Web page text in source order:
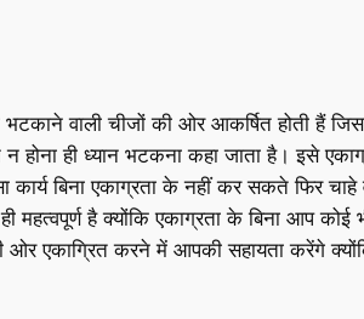
वाली चीजों की ओर आकर्षित होती हैं
होना ही ध्यान भटकना कहा जाता है। इसे
बिना एकाग्रता के नहीं कर सकते फिर चाहे
महत्वपूर्ण है क्योंकि एकाग्रता के बिना आप
एकाग्रित करने में आपकी सहायता करेंगे